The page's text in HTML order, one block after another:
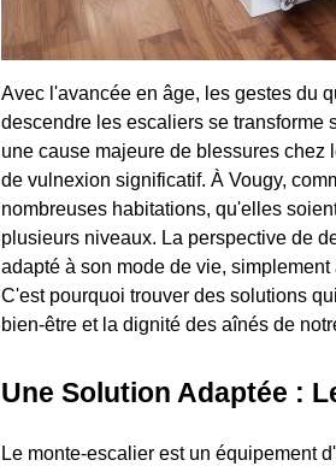
Avec l'avancée en âge, les gestes du
descendre les escaliers se transforme
une cause majeure de blessures
de vulnexion significatif. À Vougy,
nombreuses habitations, qu'elles
plusieurs niveaux. La perspective de
adapté à son mode de vie,
C'est pourquoi trouver des solutions
bien-être et la dignité des aînés de
Une Solution Adaptée :
Le monte-escalier est un équipement